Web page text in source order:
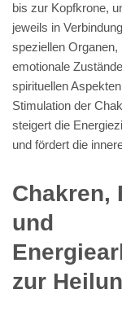
bis zur Kopfkrone,
jeweils in
speziellen Organen,
emotionale
spirituellen
Stimulation der
steigert die
und fördert die
Chakren,
und
zur